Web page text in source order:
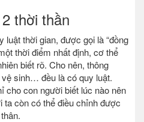
thời thần
thời gian, được gọi là “đồng
thời điểm nhất định, cơ thể
biết rõ. Cho nên, thông
sinh… đều là có quy luật.
cho con người biết lúc nào nên
còn có thể điều chỉnh được